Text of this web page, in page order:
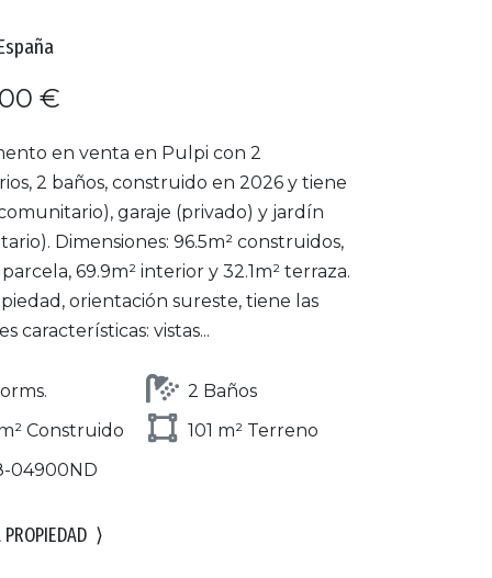
€
en venta en Pulpi con 2
2 baños, construido en 2026 y tiene
garaje (privado) y jardín
Dimensiones: 96.5m² construidos,
parcela, 69.9m² interior y 32.1m² terraza.
orientación sureste, tiene las
características: vistas...
2 Baños
Construido
101 m² Terreno
04900ND
⟩